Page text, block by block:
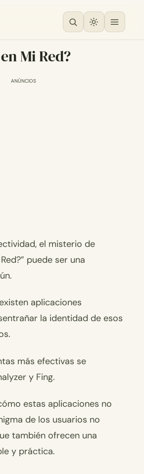
Mi Red?
ANÚNCIOS
el misterio de
puede ser una
aplicaciones
la identidad de esos
más efectivas se
y Fing.
estas aplicaciones no
de los usuarios no
también ofrecen una
y práctica.